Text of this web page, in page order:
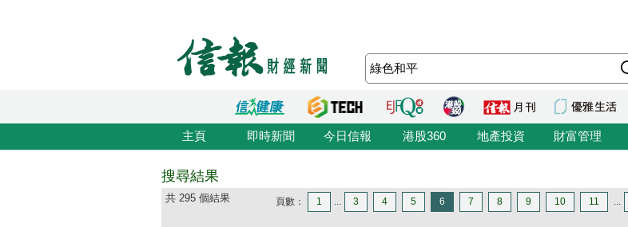
主頁 即時新聞 今日信報 港股360 地產投資 財富管理
搜尋結果
共 295 個結果 頁數： 1 ... 3 4 5 6 7 8 9 10 11 ...